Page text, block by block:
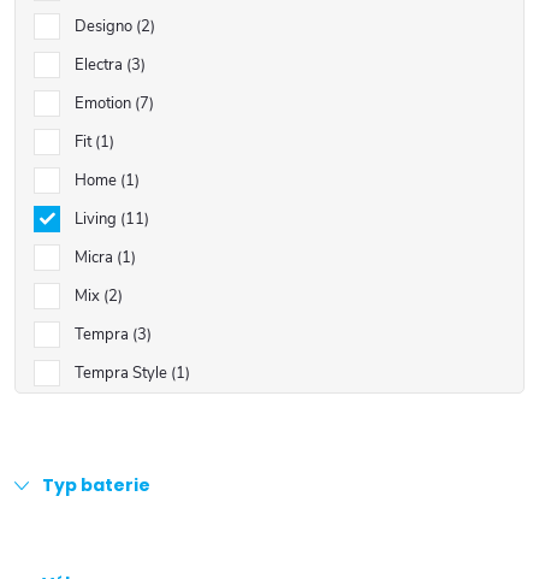
Designo 2
Electra 3
Emotion 7
Fit 1
Home 1
Living 11
Micra 1
Mix 2
Tempra 3
Tempra Style 1
Typ baterie